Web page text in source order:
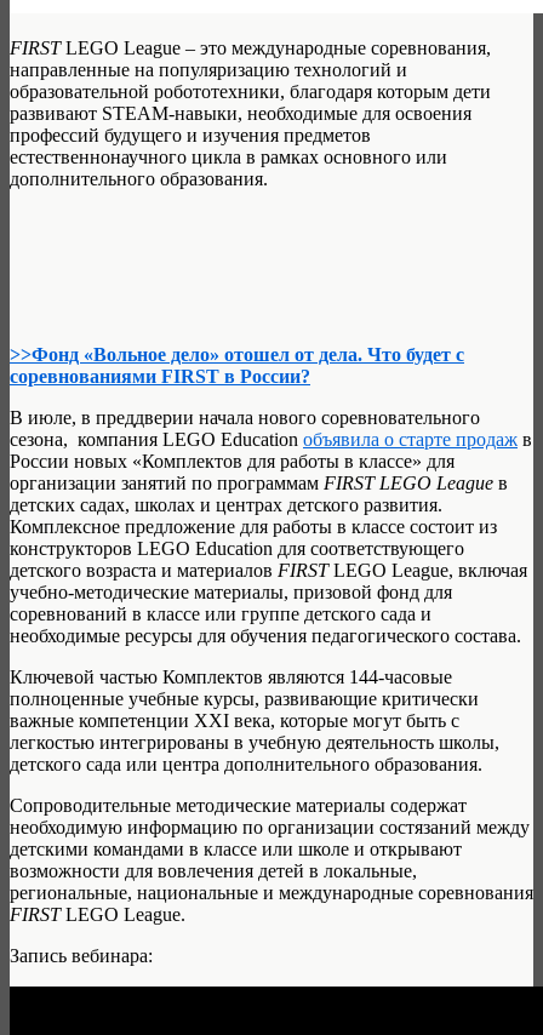
FIRSTLEGO League – это международные соревнования,
направленные на популяризацию технологий и
образовательной робототехники, благодаря которым дети
развивают STEAM-навыки, необходимые для освоения
профессий будущего и изучения предметов
естественнонаучного цикла в рамках основного или
дополнительного образования.
>>Фонд «Вольное дело» отошел от дела. Что будет с
соревнованиями FIRST в России?
В июле, в преддверии начала нового соревновательного
сезона, компания LEGO Education объявила о старте продаж в
России новых «Комплектов для работы в классе» для
организации занятий по программам FIRST LEGO League в
детских садах, школах и центрах детского развития.
Комплексное предложение для работы в классе состоит из
конструкторов LEGO Education для соответствующего
детского возраста и материалов FIRSTLEGO League, включая
учебно-методические материалы, призовой фонд для
соревнований в классе или группе детского сада и
необходимые ресурсы для обучения педагогического состава.
Ключевой частью Комплектов являются 144-часовые
полноценные учебные курсы, развивающие критически
важные компетенции XXI века, которые могут быть с
легкостью интегрированы в учебную деятельность школы,
детского сада или центра дополнительного образования.
Сопроводительные методические материалы содержат
необходимую информацию по организации состязаний между
детскими командами в классе или школе и открывают
возможности для вовлечения детей в локальные,
региональные, национальные и международные соревнования
FIRSTLEGO League.
Запись вебинара: